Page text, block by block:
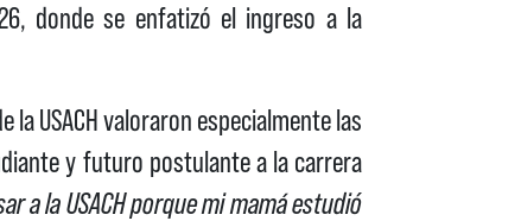
donde se enfatizó el ingreso a la
USACH valoraron especialmente las
y futuro postulante a la carrera
a la USACH porque mi mamá estudió